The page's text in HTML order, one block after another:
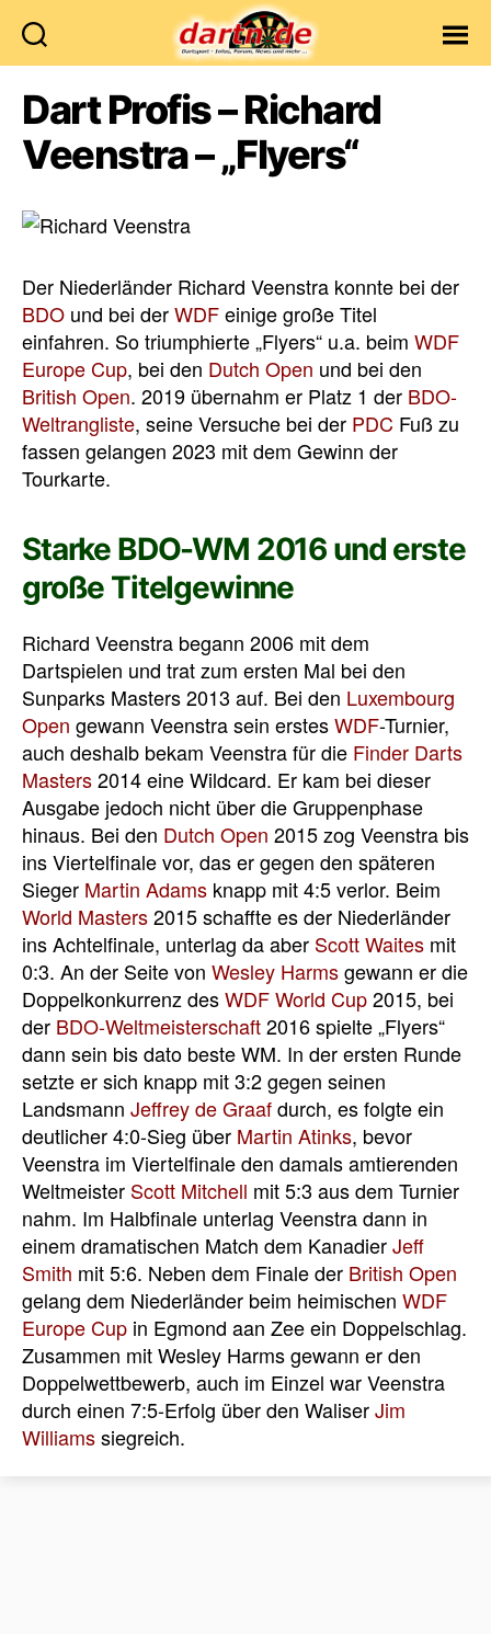
Dart Profis – Richard
Veenstra – „Flyers“
Der Niederländer Richard Veenstra konnte bei der
BDO und bei derWDFeinige große Titel
einfahren. So triumphierte „Flyers“ u.a. beim WDF
Europe Cup, bei den Dutch Open und bei den
British Open. 2019 übernahm er Platz 1 der BDO-
Weltrangliste, seine Versuche bei der PDC Fuß zu
fassen gelangen 2023 mit dem Gewinn der
Tourkarte.
Starke BDO-WM 2016 und erste
große Titelgewinne
Richard Veenstra begann 2006 mit dem
Dartspielen und trat zum ersten Mal bei den
Sunparks Masters 2013 auf. Bei den Luxembourg
Open gewann Veenstra sein erstesWDF-Turnier,
auch deshalb bekam Veenstra für die Finder Darts
Masters2014 eine Wildcard. Er kam bei dieser
Ausgabe jedoch nicht über die Gruppenphase
hinaus. Bei den Dutch Open 2015 zog Veenstra bis
ins Viertelfinale vor, das er gegen den späteren
Sieger Martin Adams knapp mit 4:5 verlor. Beim
World Masters2015 schaffte es der Niederländer
ins Achtelfinale, unterlag da aber Scott Waites mit
0:3. An der Seite von Wesley Harmsgewann er die
Doppelkonkurrenz desWDF World Cup2015, bei
der BDO-Weltmeisterschaft2016 spielte „Flyers“
dann sein bis dato beste WM. In der ersten Runde
setzte er sich knapp mit 3:2 gegen seinen
Landsmann Jeffrey de Graafdurch, es folgte ein
deutlicher 4:0-Sieg über Martin Atinks, bevor
Veenstra im Viertelfinale den damals amtierenden
Weltmeister Scott Mitchell mit 5:3 aus dem Turnier
nahm. Im Halbfinale unterlag Veenstra dann in
einem dramatischen Match dem KanadierJeff
Smith mit 5:6. Neben dem Finale der British Open
gelang dem Niederländer beim heimischen WDF
Europe Cup in Egmond aan Zee ein Doppelschlag.
Zusammen mit Wesley Harms gewann er den
Doppelwettbewerb, auch im Einzel war Veenstra
durch einen 7:5-Erfolg über den WaliserJim
Williamssiegreich.